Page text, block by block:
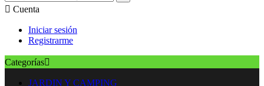
 Cuenta
Iniciar sesión
Registrarme
Categorías
JARDIN Y CAMPING